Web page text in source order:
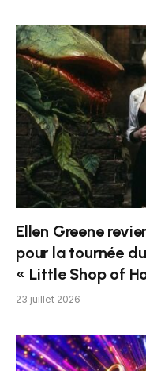
Ellen Greene
pour la tournée
« Little Shop of
23 juillet 2026